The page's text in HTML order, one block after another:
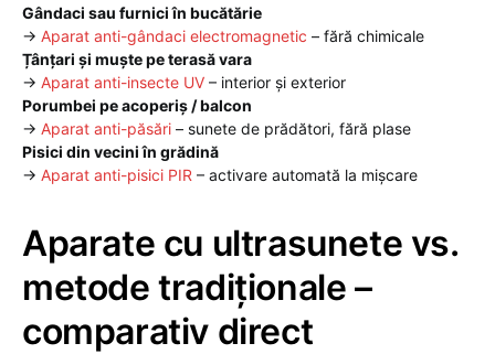
Gândaci sau furnici în bucătărie
→ Aparat anti-gândaci electromagnetic – fără chimicale
Țânțari și muște pe terasă vara
→ Aparat anti-insecte UV – interior și exterior
Porumbei pe acoperiș / balcon
→ Aparat anti-păsări – sunete de prădători, fără plase
Pisici din vecini în grădină
→ Aparat anti-pisici PIR – activare automată la mișcare
Aparate cu ultrasunete vs.
metode tradiționale –
comparativ direct